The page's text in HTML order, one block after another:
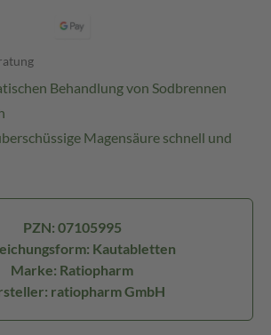
Behandlung von Sodbrennen
Magensäure schnell und
PZN: 07105995
Kautabletten
Marke: Ratiopharm
ratiopharm GmbH